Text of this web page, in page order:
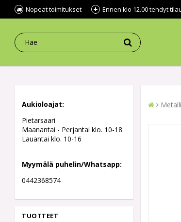
Nopeat toimitukset Ennen klo 12.00 tehdyt
Aukioloajat:
Pietarsaari
Maanantai - Perjantai klo. 10-18
Lauantai klo. 10-16
Myymälä puhelin/Whatsapp:
0442368574
TUOTTEET